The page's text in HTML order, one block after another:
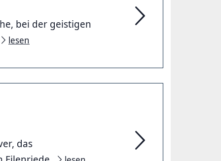
bei der geistigen
lesen
das